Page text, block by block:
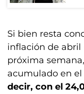
Si bien resta
inflación de abril
próxima
acumulado en el
decir, con el